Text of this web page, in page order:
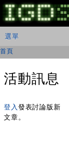
IGDSHARE
獨
遊
開
發
享
會
主選單
選單
您在這裡
首頁
活動訊息
登入 發表討論版新
文章。